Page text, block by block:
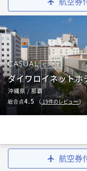
ビジネス
ダイワロイネット
沖縄県 / 那覇
総合点4.5 （19件のレビュー）
航空券